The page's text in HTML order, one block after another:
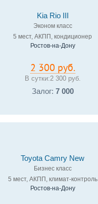
Kia Rio III
Эконом класс
5 мест, АКПП, кондиционер
Ростов-на-Дону
2 300 руб.
В сутки:2 300 руб.
Залог: 7 000
Toyota Camry New
Бизнес класс
5 мест, АКПП, климат-контроль
Ростов-на-Дону